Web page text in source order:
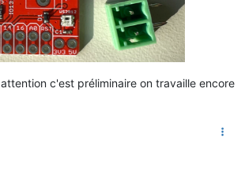
attention c'est préliminaire on travaille encore